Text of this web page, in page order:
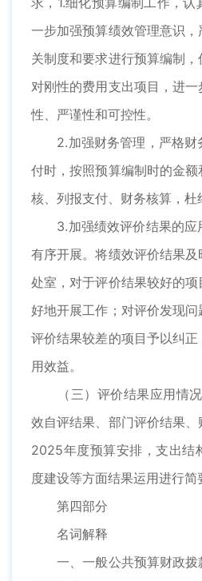
一步加强预算绩效管理意识
关制度和要求进行预算编制
对刚性的费用支出项目，进
性、严谨性和可控性。
2.加强财务管理，严格财
付时，按照预算编制时的金
核、列报支付、财务核算，杜
3.加强绩效评价结果的应
有序开展。将绩效评价结果
处室，对于评价结果较好的
好地开展工作；对评价发现
评价结果较差的项目予以纠
用效益。
（三）评价结果应用情况
效自评结果、部门评价结果
2025年度预算安排，支出结
度建设等方面结果运用进行简
第四部分
名词解释
一、一般公共预算财政拨